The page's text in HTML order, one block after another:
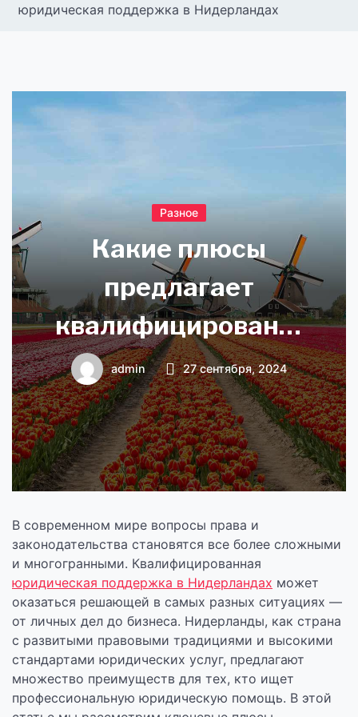
юридическая поддержка в Нидерландах
Разное
Какие плюсы
предлагает
квалифицированная
юридическая
поддержка в
Нидерландах
admin 27 сентября, 2024
В современном мире вопросы права и
законодательства становятся все более сложными
и многогранными. Квалифицированная
юридическая поддержка в Нидерландах может
оказаться решающей в самых разных ситуациях —
от личных дел до бизнеса. Нидерланды, как страна
с развитыми правовыми традициями и высокими
стандартами юридических услуг, предлагают
множество преимуществ для тех, кто ищет
профессиональную юридическую помощь. В этой